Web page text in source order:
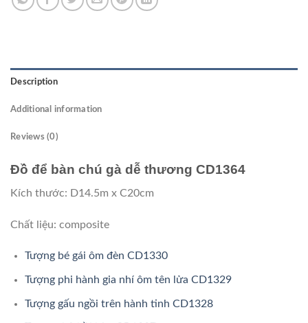
Description
Additional information
Reviews (0)
Đồ để bàn chú gà dễ thương CD1364
Kích thước: D14.5m x C20cm
Chất liệu: composite
Tượng bé gái ôm đèn CD1330
Tượng phi hành gia nhí ôm tên lửa CD1329
Tượng gấu ngồi trên hành tinh CD1328